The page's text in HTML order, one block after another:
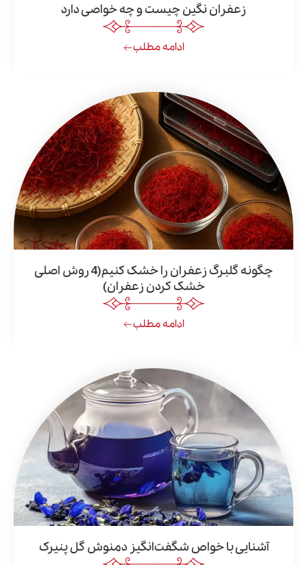
زعفران نگین چیست و چه خواصی دارد
چگونه گلبرگ زعفران را خشک کنیم(4 روش اصلی
خشک کردن زعفران)
با خواص شگفت‌انگیز دمنوش گل پنیرک